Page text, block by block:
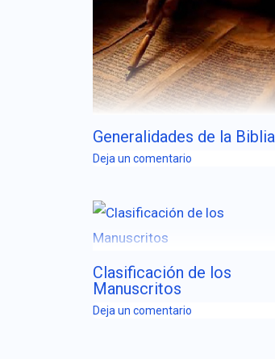
Generalidades de la Biblia
Deja un comentario
Clasificación de los
Manuscritos
Deja un comentario